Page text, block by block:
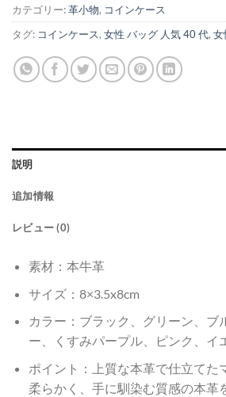
カテゴリー:革小物, コインケース
タグ: コインケース, 女性 バッグ 人気 40 代, 女
説明
追加情報
レビュー (0)
素材：本牛革
サイズ：8×3.5x8cm
カラー：ブラック、グリーン、ブ
ー、くすみパープル、ピンク、イ
ポイント：上質な本革で仕立てた
柔らかく、手に馴染む質感の本革